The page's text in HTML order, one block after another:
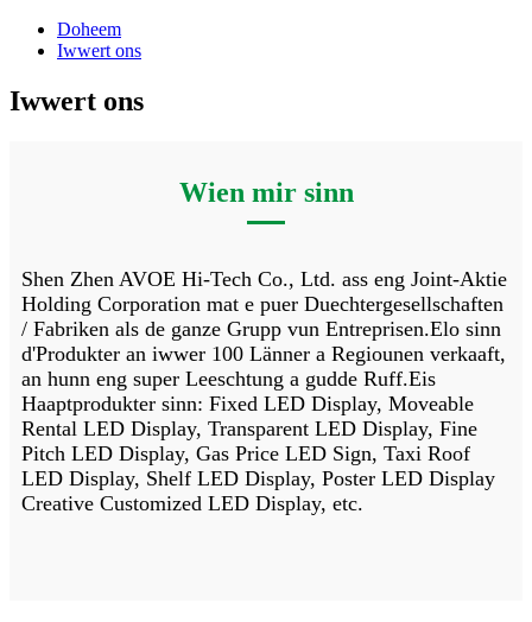
Doheem
Iwwert ons
Iwwert ons
Wien mir sinn
Shen Zhen AVOE Hi-Tech Co., Ltd. ass eng Joint-Aktie
Holding Corporation mat e puer Duechtergesellschaften
/ Fabriken als de ganze Grupp vun Entreprisen.Elo sinn
d'Produkter an iwwer 100 Länner a Regiounen verkaaft,
an hunn eng super Leeschtung a gudde Ruff.Eis
Haaptprodukter sinn: Fixed LED Display, Moveable
Rental LED Display, Transparent LED Display, Fine
Pitch LED Display, Gas Price LED Sign, Taxi Roof
LED Display, Shelf LED Display, Poster LED Display
Creative Customized LED Display, etc.